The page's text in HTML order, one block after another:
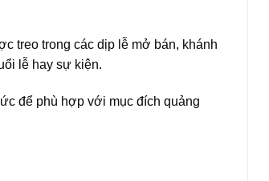
treo trong các dịp lễ mở bán, khánh
lễ hay sự kiện.
để phù hợp với mục đích quảng